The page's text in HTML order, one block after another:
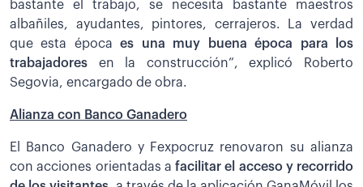
bastante el trabajo, se necesita bastante maestros
albañiles, ayudantes, pintores, cerrajeros. La verdad
que esta épocaes una muy buena época para los
trabajadores en la construcción”, explicó Roberto
Segovia, encargado de obra.
Alianza con Banco Ganadero
El Banco Ganadero y Fexpocruz renovaron su alianza
con acciones orientadas a facilitar el acceso y recorrido